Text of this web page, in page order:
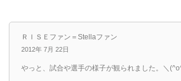
ＲＩＳＥファン＝Stellaファン
2012年 7月 22日
やっと、試合や選手の様子が観られました。＼